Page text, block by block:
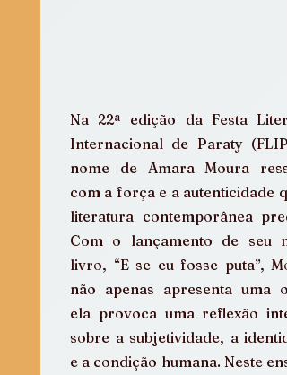
Na 22ª edição da Festa
Internacional de Paraty
nome de Amara Moura
com a força e a autenticidade
literatura contemporânea
Com o lançamento de seu
livro, “E se eu fosse puta”,
não apenas apresenta uma
ela provoca uma reflexão
sobre a subjetividade, a
e a condição humana. Neste